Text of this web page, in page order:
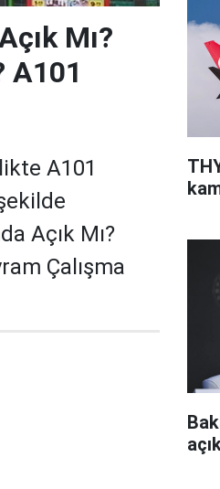
Mı?
A101
A101
Açık Mı?
Çalışma